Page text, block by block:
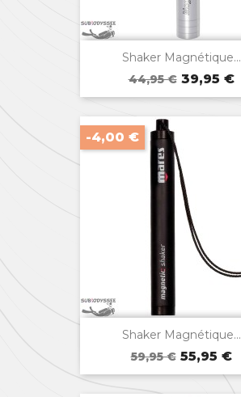
Shaker Magnétique...
Prix
de
44,95 € Prix
39,95 €
Aperçu rapide
Shaker Magnétique...
Prix
de
base
59,95 € Prix
55,95 €
-4,00 €
Aperçu rapide